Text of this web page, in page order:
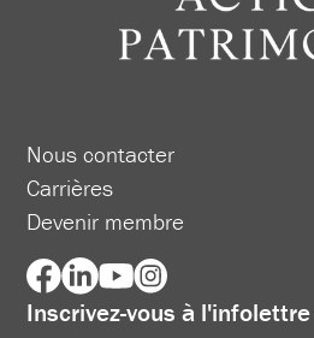
Nous contacter
Carrières
Devenir membre
Inscrivez-vous à l'infolettre